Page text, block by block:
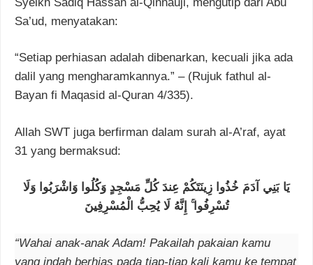
Sa’ud, menyatakan:
“Setiap perhiasan adalah dibenarkan, kecuali jika ada
dalil yang mengharamkannya.” – (Rujuk fathul al-
Bayan fi Maqasid al-Quran 4/335).
Allah SWT juga berfirman dalam surah al-A’raf, ayat
31 yang bermaksud:
يَا بَنِي آدَمَ خُذُوا زِينَتَكُمْ عِندَ كُلِّ مَسْجِدٍ وَكُلُوا وَاشْرَبُوا وَلَا
تُسْرِفُوا ۚ إِنَّهُ لَا يُحِبُّ الْمُسْرِفِينَ
“Wahai anak-anak Adam! Pakailah pakaian kamu
yang indah berhias pada tiap-tiap kali kamu ke tempat